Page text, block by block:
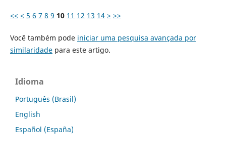
<< < 5 6 7 8 9 10 11 12 13 14 > >>
Você também pode iniciar uma pesquisa avançada por
similaridadepara este artigo.
Idioma
Português (Brasil)
English
Español (España)